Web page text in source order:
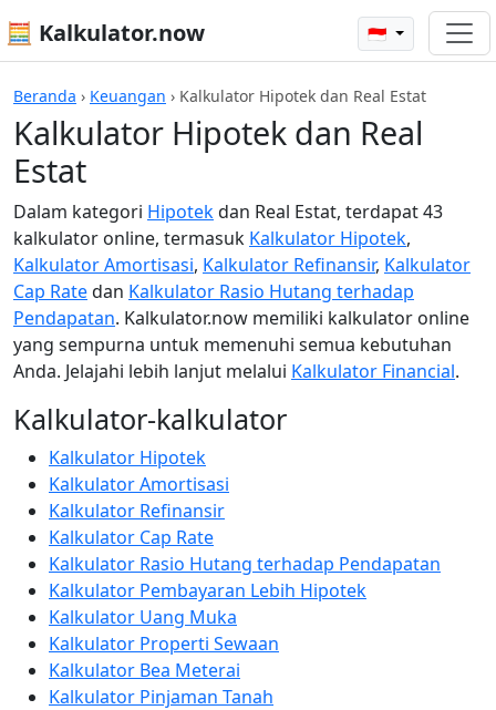
🧮 Kalkulator.now 🇮🇩
Beranda › Keuangan › Kalkulator Hipotek dan Real Estat
Kalkulator Hipotek dan Real
Estat
Dalam kategori Hipotekdan Real Estat, terdapat 43
kalkulator online, termasuk Kalkulator Hipotek,
Kalkulator Amortisasi, Kalkulator Refinansir, Kalkulator
Cap Ratedan Kalkulator Rasio Hutang terhadap
Pendapatan. Kalkulator.now memiliki kalkulator online
yang sempurna untuk memenuhi semua kebutuhan
Anda. Jelajahi lebih lanjut melalui Kalkulator Financial.
Kalkulator-kalkulator
Kalkulator Hipotek
Kalkulator Amortisasi
Kalkulator Refinansir
Kalkulator Cap Rate
Kalkulator Rasio Hutang terhadap Pendapatan
Kalkulator Pembayaran Lebih Hipotek
Kalkulator Uang Muka
Kalkulator Properti Sewaan
Kalkulator Bea Meterai
Kalkulator Pinjaman Tanah